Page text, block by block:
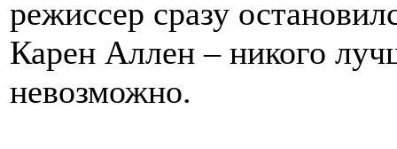
режиссер сразу
Карен Аллен – никого
невозможно.